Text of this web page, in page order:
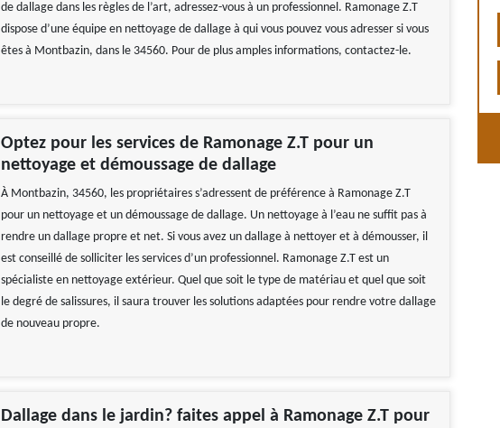
de dallage dans les règles de l’art, adressez-vous à un professionnel. Ramonage Z.T
dispose d’une équipe en nettoyage de dallage à qui vous pouvez vous adresser si vous
êtes à Montbazin, dans le 34560. Pour de plus amples informations, contactez-le.
Optez pour les services de Ramonage Z.T pour un
nettoyage et démoussage de dallage
À Montbazin, 34560, les propriétaires s’adressent de préférence à Ramonage Z.T
pour un nettoyage et un démoussage de dallage. Un nettoyage à l’eau ne suffit pas à
rendre un dallage propre et net. Si vous avez un dallage à nettoyer et à démousser, il
est conseillé de solliciter les services d’un professionnel. Ramonage Z.T est un
spécialiste en nettoyage extérieur. Quel que soit le type de matériau et quel que soit
le degré de salissures, il saura trouver les solutions adaptées pour rendre votre dallage
de nouveau propre.
Dallage dans le jardin? faites appel à Ramonage Z.T pour